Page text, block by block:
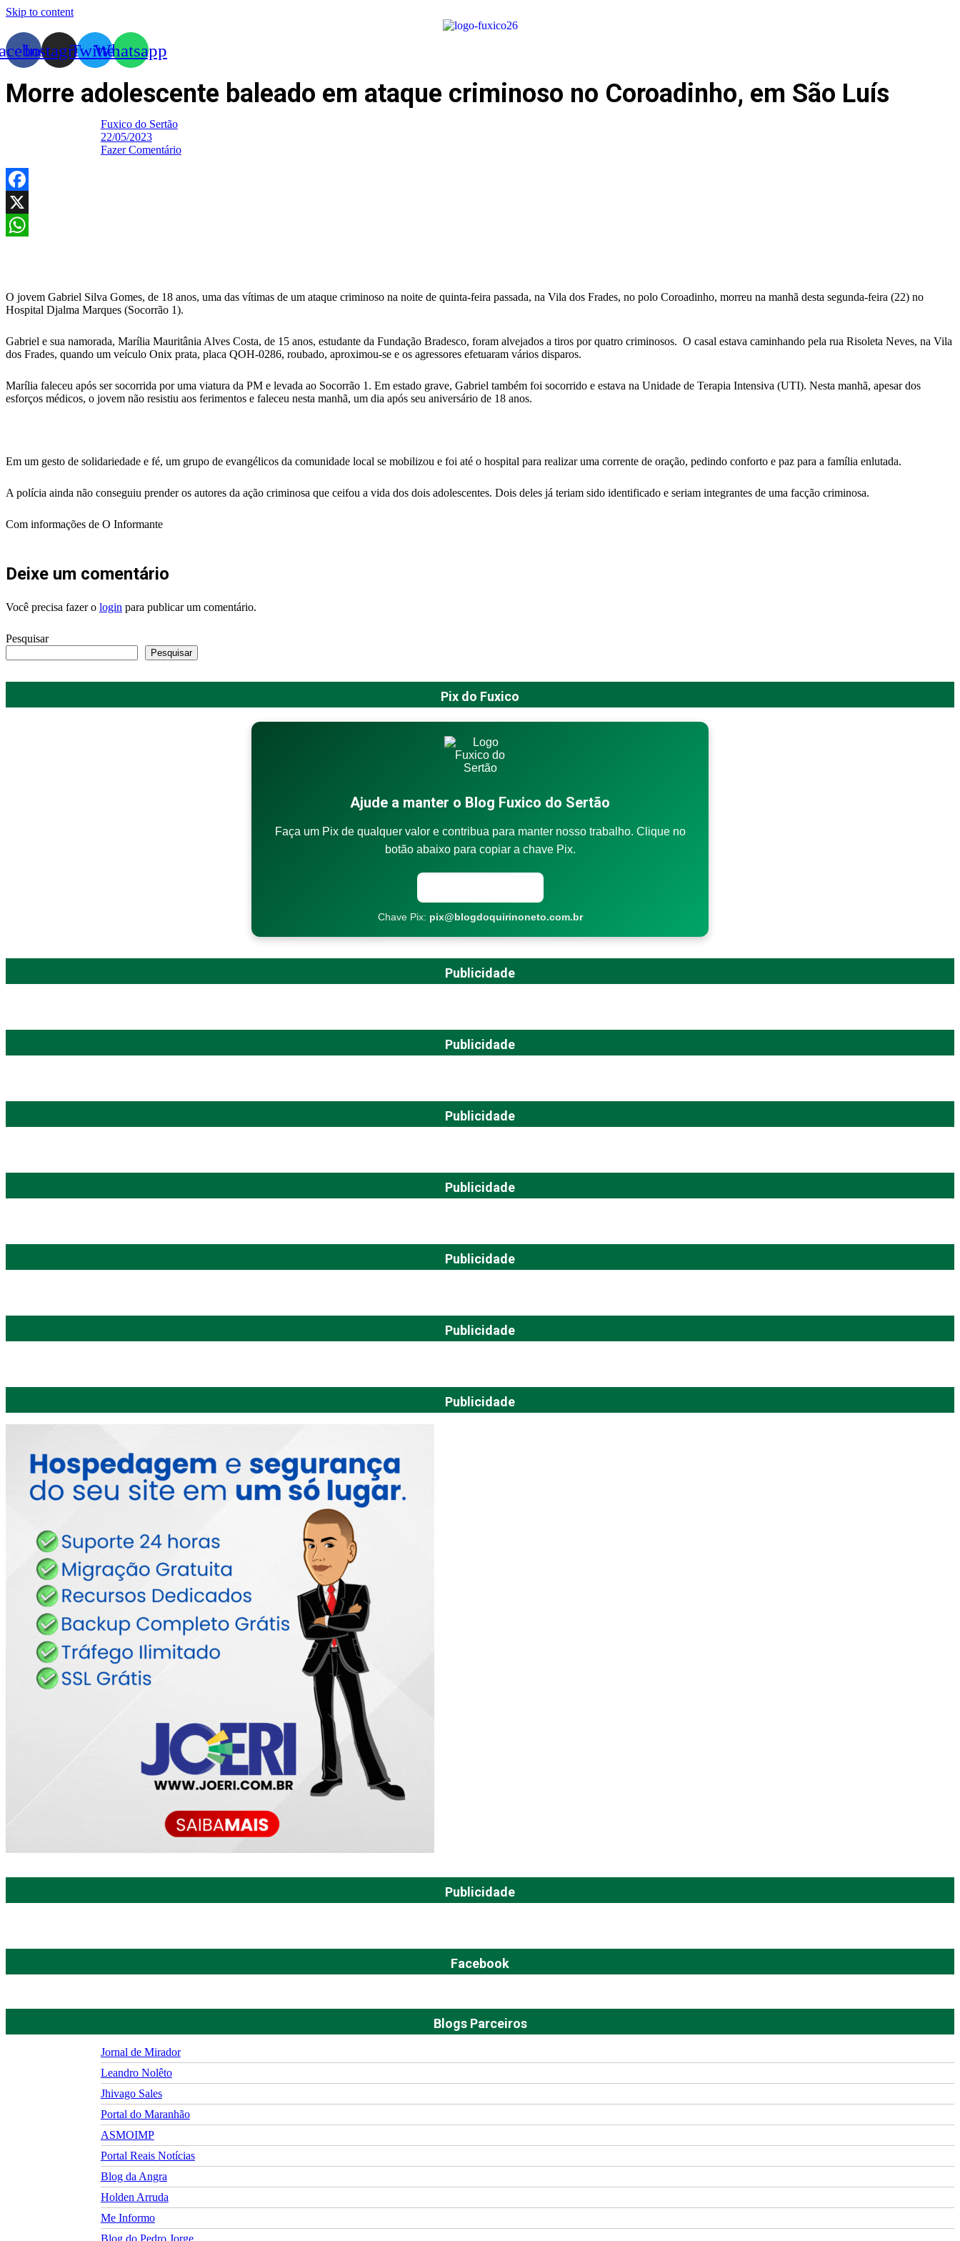
Skip to content
InstagramTwitterWhatsapp
Morre adolescente baleado em ataque criminoso no Coroadinho, em São Luís
Fuxico do Sertão
22/05/2023
Fazer Comentário
Facebook
X
O jovem Gabriel Silva Gomes, de 18 anos, uma das vítimas de um ataque criminoso na noite de quinta-feira passada, na Vila dos Frades, no polo Coroadinho, morreu na manhã desta segunda-feira (22) no
Hospital Djalma Marques (Socorrão 1).
Gabriel e sua namorada, Marília Mauritânia Alves Costa, de 15 anos, estudante da Fundação Bradesco, foram alvejados a tiros por quatro criminosos. O casal estava caminhando pela rua Risoleta Neves, na Vila
dos Frades, quando um veículo Onix prata, placa QOH-0286, roubado, aproximou-se e os agressores efetuaram vários disparos.
Marília faleceu após ser socorrida por uma viatura da PM e levada ao Socorrão 1. Em estado grave, Gabriel também foi socorrido e estava na Unidade de Terapia Intensiva (UTI). Nesta manhã, apesar dos
esforços médicos, o jovem não resistiu aos ferimentos e faleceu nesta manhã, um dia após seu aniversário de 18 anos.
Em um gesto de solidariedade e fé, um grupo de evangélicos da comunidade local se mobilizou e foi até o hospital para realizar uma corrente de oração, pedindo conforto e paz para a família enlutada.
A polícia ainda não conseguiu prender os autores da ação criminosa que ceifou a vida dos dois adolescentes. Dois deles já teriam sido identificado e seriam integrantes de uma facção criminosa.
Com informações de O Informante
Deixe um comentário
Você precisa fazer o login para publicar um comentário.
Pesquisar
Pesquisar
Pix do Fuxico
Ajude a manter o Blog Fuxico do Sertão
Faça um Pix de qualquer valor e contribua para manter nosso trabalho. Clique no
botão abaixo para copiar a chave Pix.
Chave Pix: pix@blogdoquirinoneto.com.br
Publicidade
Publicidade
Publicidade
Publicidade
Publicidade
Publicidade
Publicidade
Publicidade
Facebook
Blogs Parceiros
Jornal de Mirador
Leandro Nolêto
Jhivago Sales
Portal do Maranhão
ASMOIMP
Portal Reais Notí­cias
Blog da Angra
Holden Arruda
Me Informo